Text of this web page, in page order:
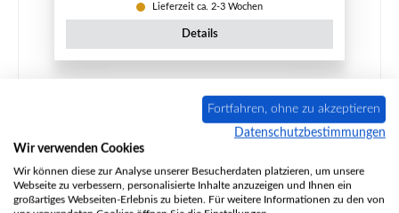
Lieferzeit ca. 2-3 Wochen
Details
Fortfahren, ohne zu akzeptieren
Datenschutzbestimmungen
Wir verwenden Cookies
Wir können diese zur Analyse unserer Besucherdaten platzieren, um unsere
Webseite zu verbessern, personalisierte Inhalte anzuzeigen und Ihnen ein
großartiges Webseiten-Erlebnis zu bieten. Für weitere Informationen zu den von